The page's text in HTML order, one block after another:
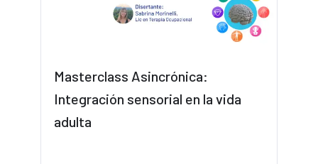
Masterclass Asincrónica:
Integración sensorial en la vida
adulta